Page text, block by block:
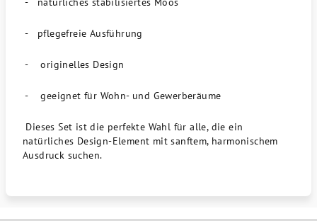
- pflegefreie Ausführung
- originelles Design
- geeignet für Wohn- und Gewerberäume
Dieses Set ist die perfekte Wahl für alle, die ein
natürliches Design-Element mit sanftem, harmonischem
Ausdruck suchen.